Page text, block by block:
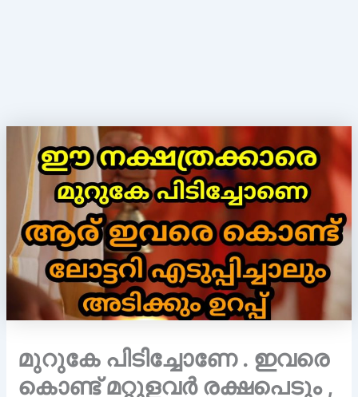
മുറുകേ പിടിച്ചോണേ . ഇവരെ
കൊണ്ട് മറ്റുളവർ രക്ഷപെടും ,